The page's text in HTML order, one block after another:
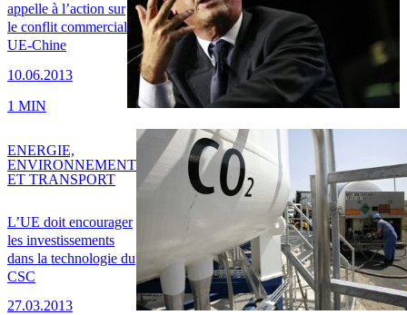
appelle à l’action sur
le conflit commercial
UE-Chine
10.06.2013
1 MIN
L’UE doit encourager
les investissements
dans la technologie du
CSC
27.03.2013
ENERGIE,
ENVIRONNEMENT
ET TRANSPORT